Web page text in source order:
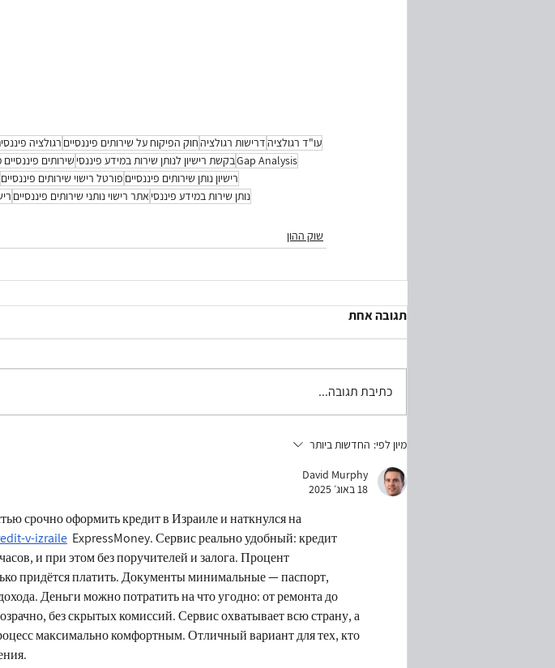
עו"ד רגולציהדרישות רגולציהחוק הפיקוח על שירותים פיננסיים רגולציה
Gap Analysisבקשת רישיון לנותן שירות במידע פיננסי שירותים
רישיון נותן שירותים פיננסיים פורטל רישוי שירותים פיננסיים
נותן שירות במידע פיננסי אתר רישוי נותני שירותים פיננסיים
שוק ההון
תגובה אחת
כתיבת תגובה...
מיון לפי: החדשות ביותר
David Murphy
18 באוג׳ 2025
срочно оформить кредит в Израиле и наткнулся на
v-izraile
  ExpressMoney. Сервис реально удобный: кредит
и при этом без поручителей и залога. Процент
придётся платить. Документы минимальные — паспорт,
Деньги можно потратить на что угодно: от ремонта до
без скрытых комиссий. Сервис охватывает всю страну, а
максимально комфортным. Отличный вариант для тех, кто